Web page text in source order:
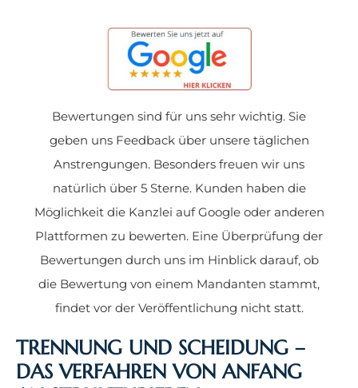
Bewertungen sind für uns sehr wichtig. Sie
geben uns Feedback über unsere täglichen
Anstrengungen. Besonders freuen wir uns
natürlich über 5 Sterne. Kunden haben die
Möglichkeit die Kanzlei auf Google oder anderen
Plattformen zu bewerten. Eine Überprüfung der
Bewertungen durch uns im Hinblick darauf, ob
die Bewertung von einem Mandanten stammt,
findet vor der Veröffentlichung nicht statt.
TRENNUNG UND SCHEIDUNG –
DAS VERFAHREN VON ANFANG